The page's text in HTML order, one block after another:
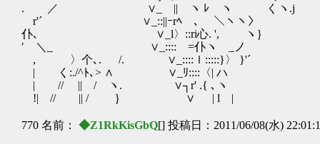
. ／ ∨_ || ヽ ﾚ ヽ くヽ.j
r'´ ∨_::||ｰrﾍ ､ ＼ヽヽ〉
仆､ ∨_l〉::ri心. ', ヽ｝
′ ＼_ ∨_::::ゞ=仆ヽ _ノ
, 〉个､. /. ∨_::::ｌ:::::}〉 }'´
| く:./^ﾄ､> ∧ ∨_ﾘ::::〈| ハ
| // || / ヽ. ∨┐r' .{ ､ヽ
!| // || / ｝ ∨ | l |
770 名前： ◆Z1RkKisGbQ[] 投稿日：2011/06/08(水)